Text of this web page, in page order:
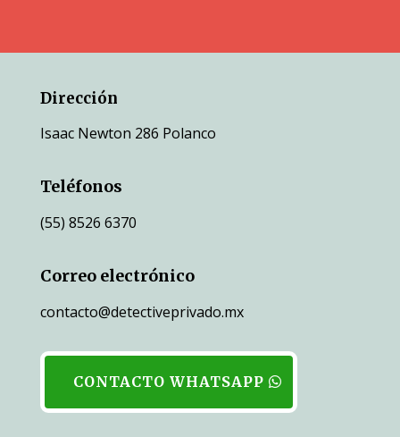
Dirección
Isaac Newton 286 Polanco
Teléfonos
(55) 8526 6370
Correo electrónico
contacto@detectiveprivado.mx
CONTACTO WHATSAPP